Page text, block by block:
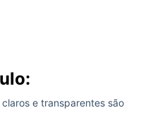
e transparentes são